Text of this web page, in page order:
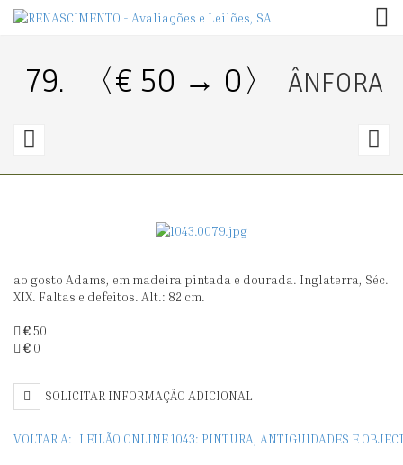
79. 〈€ 50 → 0〉
ÂNFORA
〈€
RELÓGIO
MESA
III
ao gosto Adams, em madeira pintada e dourada. Inglaterra, Séc.
XIX. Faltas e defeitos. Alt.: 82 cm.
€50
€ 0
SOLICITAR INFORMAÇÃO ADICIONAL
VOLTAR A: LEILÃO ONLINE 1043: PINTURA, ANTIGUIDADES E